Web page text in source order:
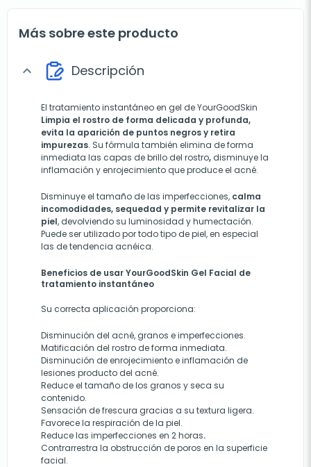
Más sobre este producto
expand_more Descripción
El tratamiento instantáneo en gel de YourGoodSkin
Limpia el rostro de forma delicada y profunda,
evita la aparición de puntos negros y retira
impurezas. Su fórmula también elimina de forma
inmediata las capas de brillo del rostro, disminuye la
inflamación y enrojecimiento que produce el acné.
Disminuye el tamaño de las imperfecciones, calma
incomodidades, sequedad y permite revitalizar la
piel, devolviendo su luminosidad y humectación.
Puede ser utilizado por todo tipo de piel, en especial
las de tendencia acnéica.
Beneficios de usar YourGoodSkin Gel Facial de
tratamiento instantáneo
Su correcta aplicación proporciona:
Disminución del acné, granos e imperfecciones.
Matificación del rostro de forma inmediata.
Disminución de enrojecimiento e inflamación de
lesiones producto del acné.
Reduce el tamaño de los granos y seca su
contenido.
Sensación de frescura gracias a su textura ligera.
Favorece la respiración de la piel.
Reduce las imperfecciones en 2 horas.
Contrarrestra la obstrucción de poros en la superficie
facial.